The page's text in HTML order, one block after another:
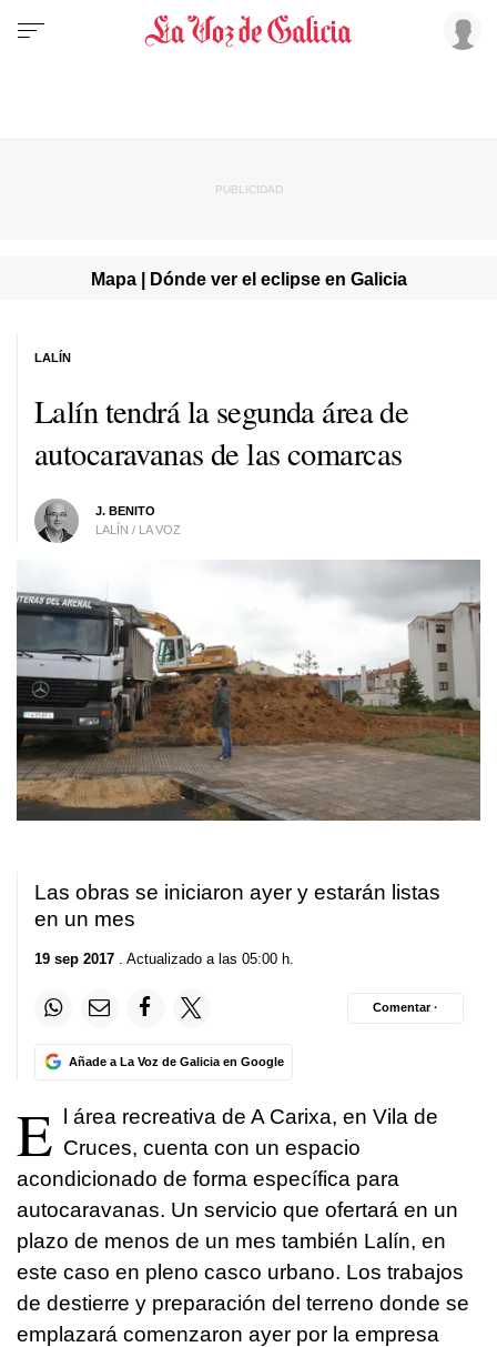
Mapa | Dónde ver el eclipse en Galicia
Lalín tendrá la segunda área de
autocaravanas de las comarcas
J. BENITO
LALÍN / LA VOZ
LALÍN
Las obras se iniciaron ayer y estarán listas
en un mes
19 sep 2017 . Actualizado a las 05:00 h.
Añade a La Voz de Galicia en Google
Comentar ·
E l área recreativa de A Carixa, en Vila de
Cruces, cuenta con un espacio
acondicionado de forma específica para
autocaravanas. Un servicio que ofertará en un
plazo de menos de un mes también Lalín, en
este caso en pleno casco urbano. Los trabajos
de destierre y preparación del terreno donde se
emplazará comenzaron ayer por la empresa